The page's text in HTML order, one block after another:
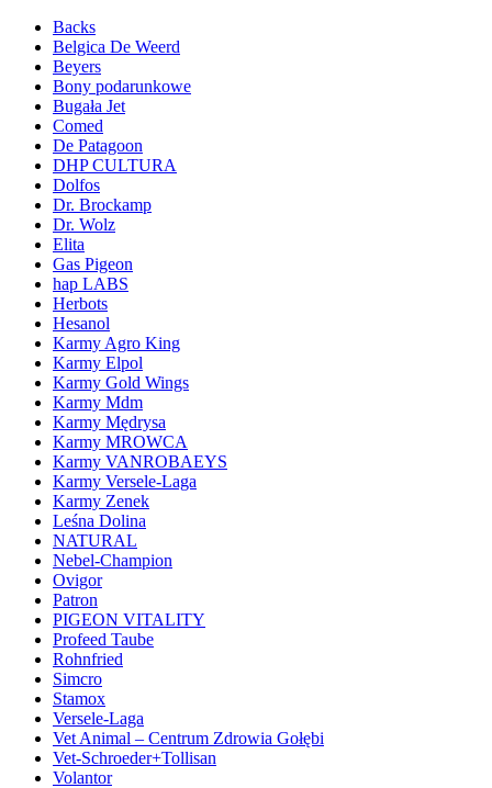
Backs
Belgica De Weerd
Beyers
Bony podarunkowe
Bugała Jet
Comed
De Patagoon
DHP CULTURA
Dolfos
Dr. Brockamp
Dr. Wolz
Elita
Gas Pigeon
hap LABS
Herbots
Hesanol
Karmy Agro King
Karmy Elpol
Karmy Gold Wings
Karmy Mdm
Karmy Mędrysa
Karmy MROWCA
Karmy VANROBAEYS
Karmy Versele-Laga
Karmy Zenek
Leśna Dolina
NATURAL
Nebel-Champion
Ovigor
Patron
PIGEON VITALITY
Profeed Taube
Rohnfried
Simcro
Stamox
Versele-Laga
Vet Animal – Centrum Zdrowia Gołębi
Vet-Schroeder+Tollisan
Volantor